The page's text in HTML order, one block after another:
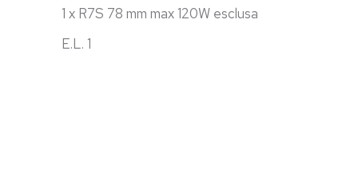
1 x R7S 78 mm max 120W esclusa
E.L. 1